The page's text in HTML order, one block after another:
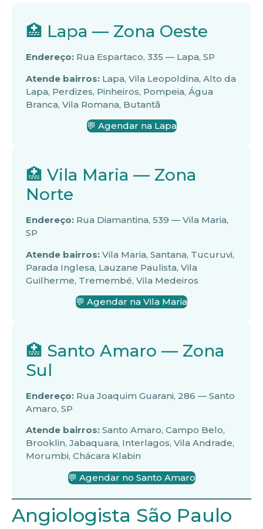
🏥 Lapa — Zona Oeste
Endereço: Rua Espartaco, 335 — Lapa, SP
Atende bairros: Lapa, Vila Leopoldina, Alto da
Lapa, Perdizes, Pinheiros, Pompeia, Água
Branca, Vila Romana, Butantã
💬 Agendar na Lapa
🏥 Vila Maria — Zona
Norte
Endereço: Rua Diamantina, 539 — Vila Maria,
SP
Atende bairros: Vila Maria, Santana, Tucuruvi,
Parada Inglesa, Lauzane Paulista, Vila
Guilherme, Tremembé, Vila Medeiros
💬 Agendar na Vila Maria
🏥 Santo Amaro — Zona
Sul
Endereço: Rua Joaquim Guarani, 286 — Santo
Amaro, SP
Atende bairros: Santo Amaro, Campo Belo,
Brooklin, Jabaquara, Interlagos, Vila Andrade,
Morumbi, Chácara Klabin
💬 Agendar no Santo Amaro
Angiologista São Paulo